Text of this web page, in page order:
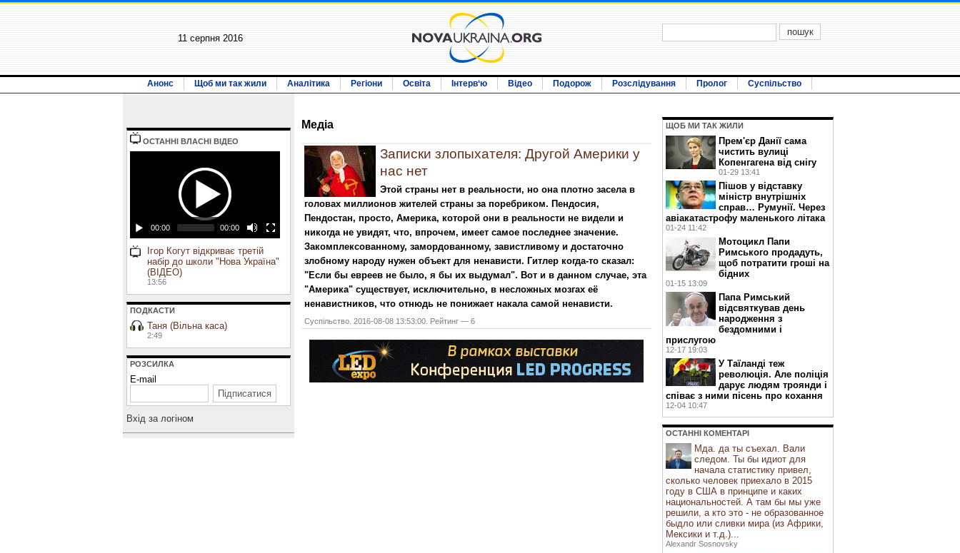
11 серпня 2016
Анонс Щоб ми так жили Аналітика Регіони Освіта Інтерв‘ю Відео Подорож Розслідування Пролог Суспільство
ОСТАННI ВЛАСНI ВIДЕО
00:00 00:00
Ігор Когут відкриває третій
набір до школи "Нова Україна"
(ВІДЕО)
13:56
ПОДКАСТИ
Таня (Вільна каса)
2:49
РОЗСИЛКА
E-mail
Вхiд за логiном
Медiа
Записки злопыхателя: Другой Америки у
нас нет
Этой страны нет в реальности, но она плотно засела в
головах миллионов жителей страны за поребриком. Пендосия,
Пендостан, просто, Америка, которой они в реальности не видели и
никогда не увидят, что, впрочем, имеет самое последнее значение.
Закомплексованному, замордованному, завистливому и достаточно
злобному народу нужен объект для ненависти. Гитлер когда-то сказал:
"Если бы евреев не было, я бы их выдумал". Вот и в данном случае, эта
"Америка" существует, исключительно, в несложных мозгах её
ненавистников, что отнюдь не понижает накала самой ненависти.
Суспільство. 2016-08-08 13:53:00. Рейтинг — 6
ЩОБ МИ ТАК ЖИЛИ
Прем'єр Данії сама
чистить вулиці
Копенгагена від снігу
01-29 13:41
Пішов у відставку
міністр внутрішніх
справ… Румунії. Через
авіакатастрофу маленького літака
01-24 11:42
Мотоцикл Папи
Римського продадуть,
щоб потратити гроші на
бідних
01-15 13:09
Папа Римський
відсвяткував день
народження з
бездомними і
прислугою
12-17 19:03
У Таїланді теж
революція. Але поліція
дарує людям троянди і
співає з ними пісень про кохання
12-04 10:47
ОСТАННI КОМЕНТАРI
Мда. да ты съехал. Вали
следом. Ты бы идиот для
начала статистику привел,
сколько человек приехало в 2015
году в США в принципе и каких
национальностей. А там бы мы уже
решили, а кто это - не образованное
быдло или сливки мира (из Африки,
Мексики и т.д.)...
Alexandr Sosnovsky